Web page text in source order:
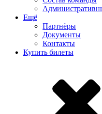
Ещё
Партнёры
Документы
Контакты
Купить билеты